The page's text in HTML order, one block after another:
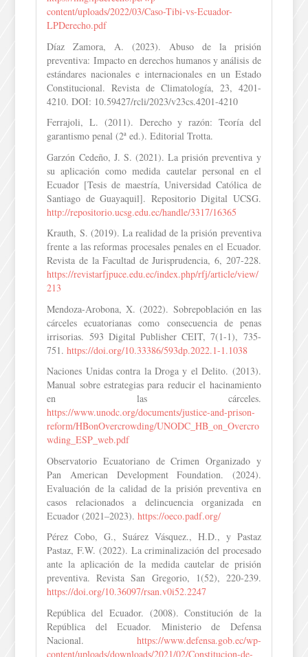
content/uploads/2022/03/Caso-Tibi-vs-Ecuador-
LPDerecho.pdf
Díaz Zamora, A. (2023). Abuso de la prisión
preventiva: Impacto en derechos humanos y análisis de
estándares nacionales e internacionales en un Estado
Constitucional. Revista de Climatología, 23, 4201-
4210. DOI: 10.59427/rcli/2023/v23cs.4201-4210
Ferrajoli, L. (2011). Derecho y razón: Teoría del
garantismo penal (2ª ed.). Editorial Trotta.
Garzón Cedeño, J. S. (2021). La prisión preventiva y
su aplicación como medida cautelar personal en el
Ecuador [Tesis de maestría, Universidad Católica de
Santiago de Guayaquil]. Repositorio Digital UCSG.
http://repositorio.ucsg.edu.ec/handle/3317/16365
Krauth, S. (2019). La realidad de la prisión preventiva
frente a las reformas procesales penales en el Ecuador.
Revista de la Facultad de Jurisprudencia, 6, 207-228.
https://revistarfjpuce.edu.ec/index.php/rfj/article/view/
213
Mendoza-Arobona, X. (2022). Sobrepoblación en las
cárceles ecuatorianas como consecuencia de penas
irrisorias. 593 Digital Publisher CEIT, 7(1-1), 735-
751.https://doi.org/10.33386/593dp.2022.1-1.1038
Naciones Unidas contra la Droga y el Delito. (2013).
Manual sobre estrategias para reducir el hacinamiento
en las cárceles.
https://www.unodc.org/documents/justice-and-prison-
reform/HBonOvercrowding/UNODC_HB_on_Overcro
wding_ESP_web.pdf
Observatorio Ecuatoriano de Crimen Organizado y
Pan American Development Foundation. (2024).
Evaluación de la calidad de la prisión preventiva en
casos relacionados a delincuencia organizada en
Ecuador (2021–2023).https://oeco.padf.org/
Pérez Cobo, G., Suárez Vásquez., H.D., y Pastaz
Pastaz, F.W. (2022). La criminalización del procesado
ante la aplicación de la medida cautelar de prisión
preventiva. Revista San Gregorio, 1(52), 220-239.
https://doi.org/10.36097/rsan.v0i52.2247
República del Ecuador. (2008). Constitución de la
República del Ecuador. Ministerio de Defensa
Nacional. https://www.defensa.gob.ec/wp-
content/uploads/downloads/2021/02/Constitucion-de-